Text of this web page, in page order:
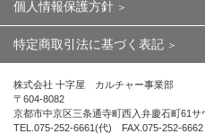
個人情報保護方針
特定商取引法に基づく表記
株式会社 十字屋 カルチャー事業部
〒604-8082
京都市中京区三条通寺町西入弁慶石町61サ
TEL.075-252-6661(代) FAX.075-252-6662